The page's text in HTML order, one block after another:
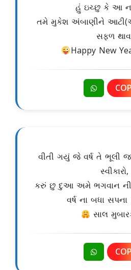
હું ઇચ્છુ કે આ
તમે મુકેશ અંબાણીને
સફળ
Happy New
વીતી ગયું જે વર્ષ તે ભૂલી
સ્વીકારો,
કરું છુ દુઆ અમે ભગવાન ની
વર્ષ ના બધા સપના
સાલ